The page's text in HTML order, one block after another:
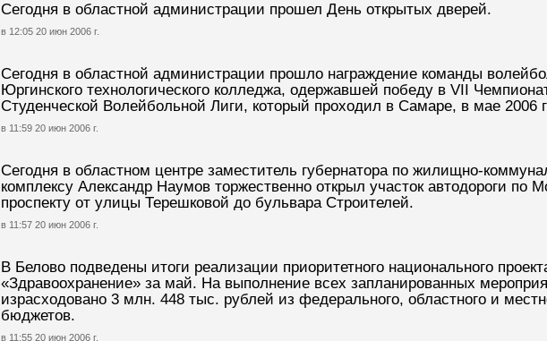
Сегодня в областной администрации прошел День открытых дверей.
в 12:05 20 июн 2006 г.
Сегодня в областной администрации прошло награждение команды
Юргинского технологического колледжа, одержавшей победу в VII
Студенческой Волейбольной Лиги, который проходил в Самаре, в мае 2006
в 11:59 20 июн 2006 г.
Сегодня в областном центре заместитель губернатора по жилищно-
комплексу Александр Наумов торжественно открыл участок автодороги по
проспекту от улицы Терешковой до бульвара Строителей.
в 11:57 20 июн 2006 г.
В Белово подведены итоги реализации приоритетного национального
«Здравоохранение» за май. На выполнение всех запланированных
израсходовано 3 млн. 448 тыс. рублей из федерального, областного и
бюджетов.
в 11:55 20 июн 2006 г.